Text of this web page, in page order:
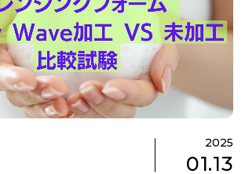
2025
01.13